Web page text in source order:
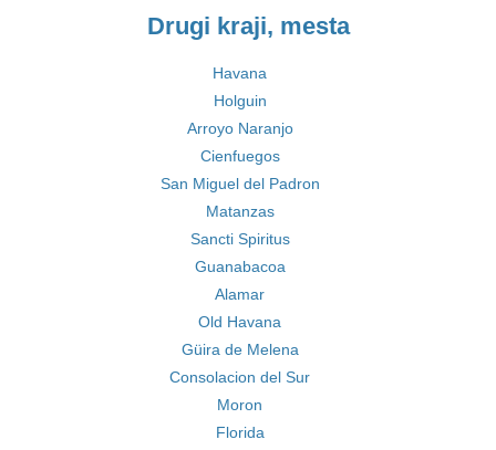
Drugi kraji, mesta
Havana
Holguin
Arroyo Naranjo
Cienfuegos
San Miguel del Padron
Matanzas
Sancti Spiritus
Guanabacoa
Alamar
Old Havana
Güira de Melena
Consolacion del Sur
Moron
Florida